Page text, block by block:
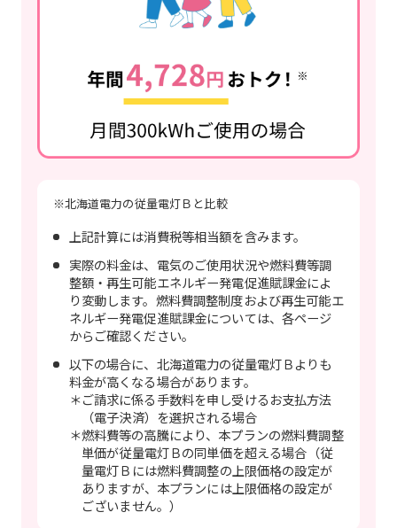
※北海道電力の従量電灯Ｂと比較
上記計算には消費税等相当額を含みます。
実際の料金は、電気のご使用状況や燃料費等調
整額・再生可能エネルギー発電促進賦課金によ
り変動します。燃料費調整制度および再生可能エ
ネルギー発電促進賦課金については、各ページ
からご確認ください。
以下の場合に、北海道電力の従量電灯Ｂよりも
料金が高くなる場合があります。
＊ご請求に係る手数料を申し受けるお支払方法
（電子決済）を選択される場合
＊燃料費等の高騰により、本プランの燃料費調整
単価が従量電灯Ｂの同単価を超える場合（従
量電灯Ｂには燃料費調整の上限価格の設定が
ありますが、本プランには上限価格の設定が
ございません。）